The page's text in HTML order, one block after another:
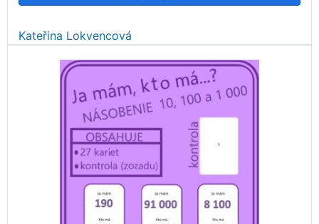
Kateřina Lokvencová